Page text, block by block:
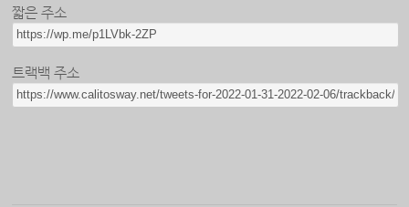
짧은 주소
트랙백 주소